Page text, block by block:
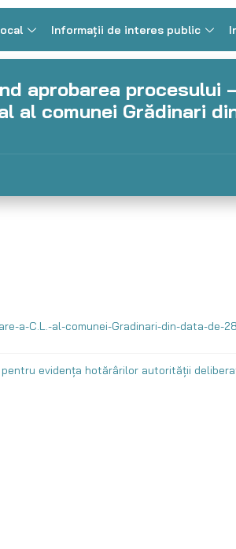
Informații de interes public
aprobarea procesului
al comunei Grădinari
a-C.L.-al-comunei-Gradinari-din-data-de-
evidența hotărârilor autorității